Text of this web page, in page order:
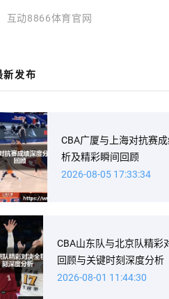
互动8866体育官网
新发布
CBA广厦与上海对抗赛
析及精彩瞬间回顾
2026-08-05 17:33:34
CBA山东队与北京队精彩
回顾与关键时刻深度分析
2026-08-01 11:44:30